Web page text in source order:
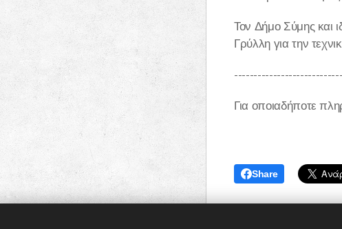
Τον Δήμο Σύμης και
Γρύλλη για την
Για οποιαδήποτε
Share